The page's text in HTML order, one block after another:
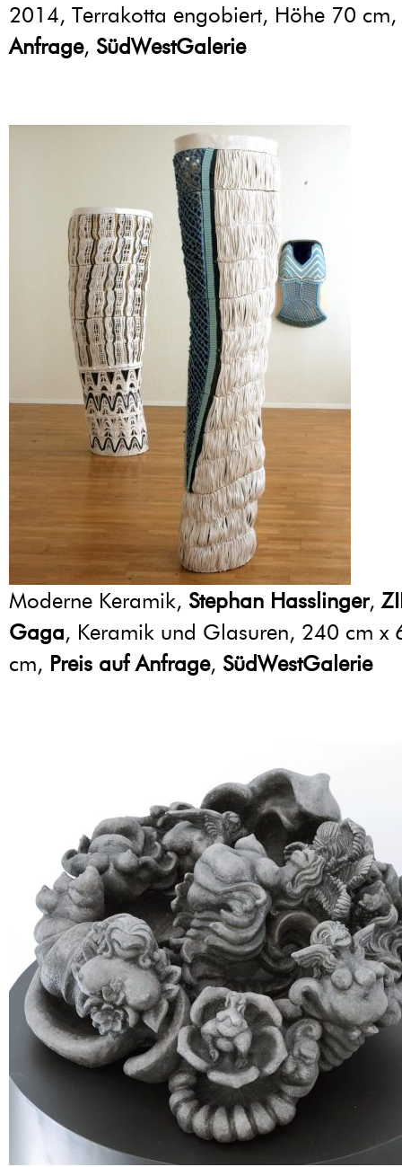
2014, Terrakotta engobiert, Höhe 70 cm,
Anfrage, SüdWestGalerie
Moderne Keramik, Stephan Hasslinger,
Gaga, Keramik und Glasuren, 240 cm x
cm, Preis auf Anfrage, SüdWestGalerie